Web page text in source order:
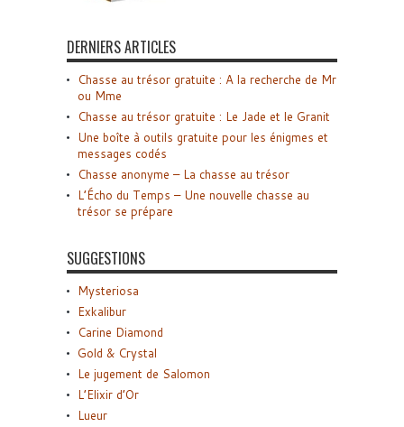
DERNIERS ARTICLES
Chasse au trésor gratuite : A la recherche de Mr
ou Mme
Chasse au trésor gratuite : Le Jade et le Granit
Une boîte à outils gratuite pour les énigmes et
messages codés
Chasse anonyme – La chasse au trésor
L’Écho du Temps – Une nouvelle chasse au
trésor se prépare
SUGGESTIONS
Mysteriosa
Exkalibur
Carine Diamond
Gold & Crystal
Le jugement de Salomon
L’Elixir d’Or
Lueur